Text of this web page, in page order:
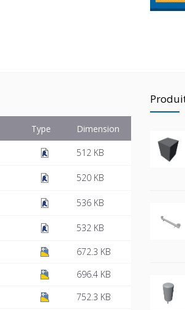
Type Dimension
512 KB
520 KB
536 KB
532 KB
672.3 KB
696.4 KB
752.3 KB